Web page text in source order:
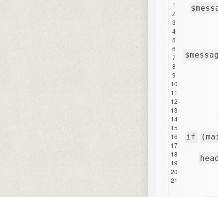
1
2
3
4
5
6
7
8
9
10
11
12
13
14
15
16
17
18
19
20
21
if